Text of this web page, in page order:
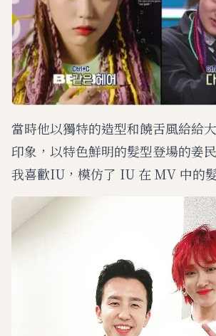
當時他以獨特的造型和饒舌風給給
印象，以特色鮮明的髮型登場的姜
我喜歡IU，模仿了 IU 在 MV 中的髮